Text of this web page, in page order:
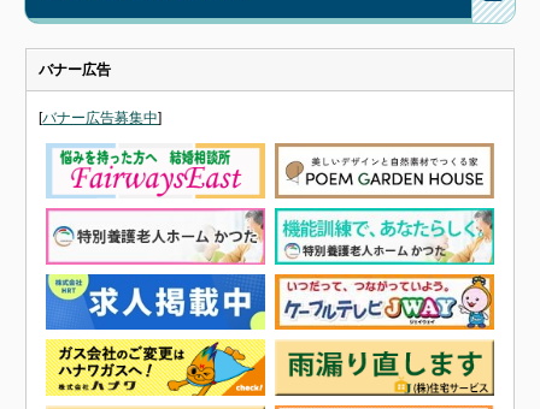
バナー広告
[バナー広告募集中]